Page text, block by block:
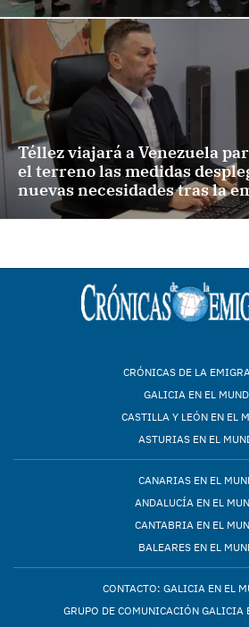
Téllez viajará a Venezuela
el terreno las medidas
nuevas necesidades tras la
CRÓNICAS DE LA
GALICIA EN EL
CASTILLA Y LEÓN EN EL
ASTURIAS EN EL
CANARIAS EN EL
ANDALUCÍA EN EL
CANTABRIA EN EL
BALEARES EN EL
CONTACTO: GALICIA EN EL
GRUPO DE COMUNICACIÓN GALICIA